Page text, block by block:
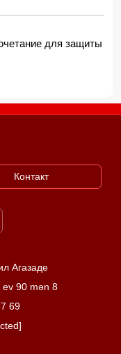
для защиты
Контакт
Агазаде
90 mən 8
69